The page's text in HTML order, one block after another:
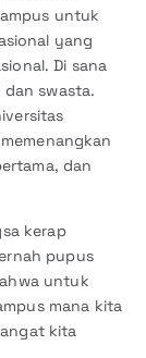
untuk
yang
Di sana
swasta.
dan
kerap
pupus
untuk
mana kita
kita